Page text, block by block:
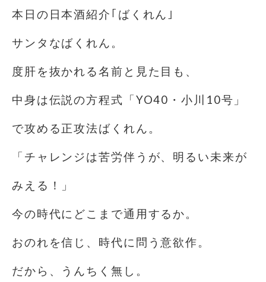
本日の日本酒紹介｢ばくれん｣
サンタなばくれん。
度肝を抜かれる名前と見た目も、
中身は伝説の方程式「YO40・小川10号」
で攻める正攻法ばくれん。
「チャレンジは苦労伴うが、明るい未来が
みえる！」
今の時代にどこまで通用するか。
おのれを信じ、時代に問う意欲作。
だから、うんちく無し。